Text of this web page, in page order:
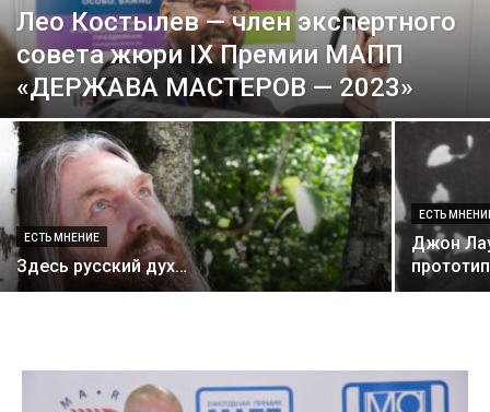
Лео Костылев — член экспертного
совета жюри IX Премии МАПП
«ДЕРЖАВА МАСТЕРОВ — 2023»
ЕСТЬ МНЕНИЕ
Здесь русский дух…
ЕСТЬ
Джон